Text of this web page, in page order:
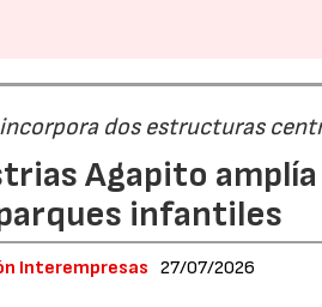
dos estructuras
Agapito
infantiles
Interempresas 27/07/2026